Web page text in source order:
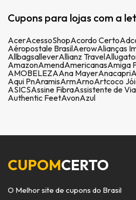
Cupons para lojas com a
AcerAcessoShopAcordo Certo
Aéropostale BrasilAerowAlianças
AllbagsalleverAllianz Travel
AmazonAmendAmericanasAmiga
AMOBELEZAAna MayerAnacapri
Aqui PnAramisArmArnoArtcoco
ASICSAssine FibraAssistente de
Authentic FeetAvonAzul
CUPOMCERTO
O Melhor site de cupons do Brasil